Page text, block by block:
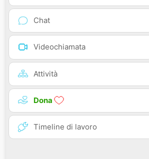
Chat
Videochiamata
Attività
Dona
Timeline di lavoro